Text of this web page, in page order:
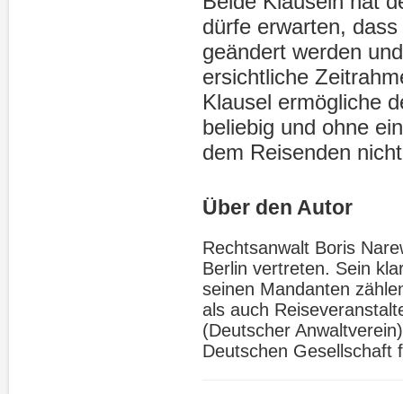
dürfe erwarten,
geändert werden
ersichtliche
Klausel ermögliche
beliebig und ohne
dem Reisenden
Über den Autor
Rechtsanwalt Boris
Berlin vertreten. Sein
seinen Mandanten
als auch
(Deutscher
Deutschen Gesellschaft